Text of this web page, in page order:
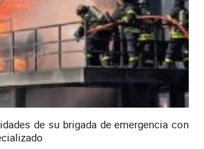
de su brigada de emergencia con